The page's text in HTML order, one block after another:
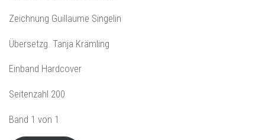
Zeichnung Guillaume Singelin
Übersetzg. Tanja Krämling
Einband Hardcover
Seitenzahl 200
Band 1 von 1